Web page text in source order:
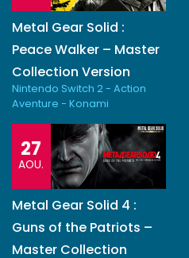
Metal Gear Solid :
Peace Walker – Master
Collection Version
Nintendo Switch 2 - Action
Aventure - Konami
27
AOU.
Metal Gear Solid 4 :
Guns of the Patriots –
Master Collection